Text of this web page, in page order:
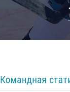
Командная